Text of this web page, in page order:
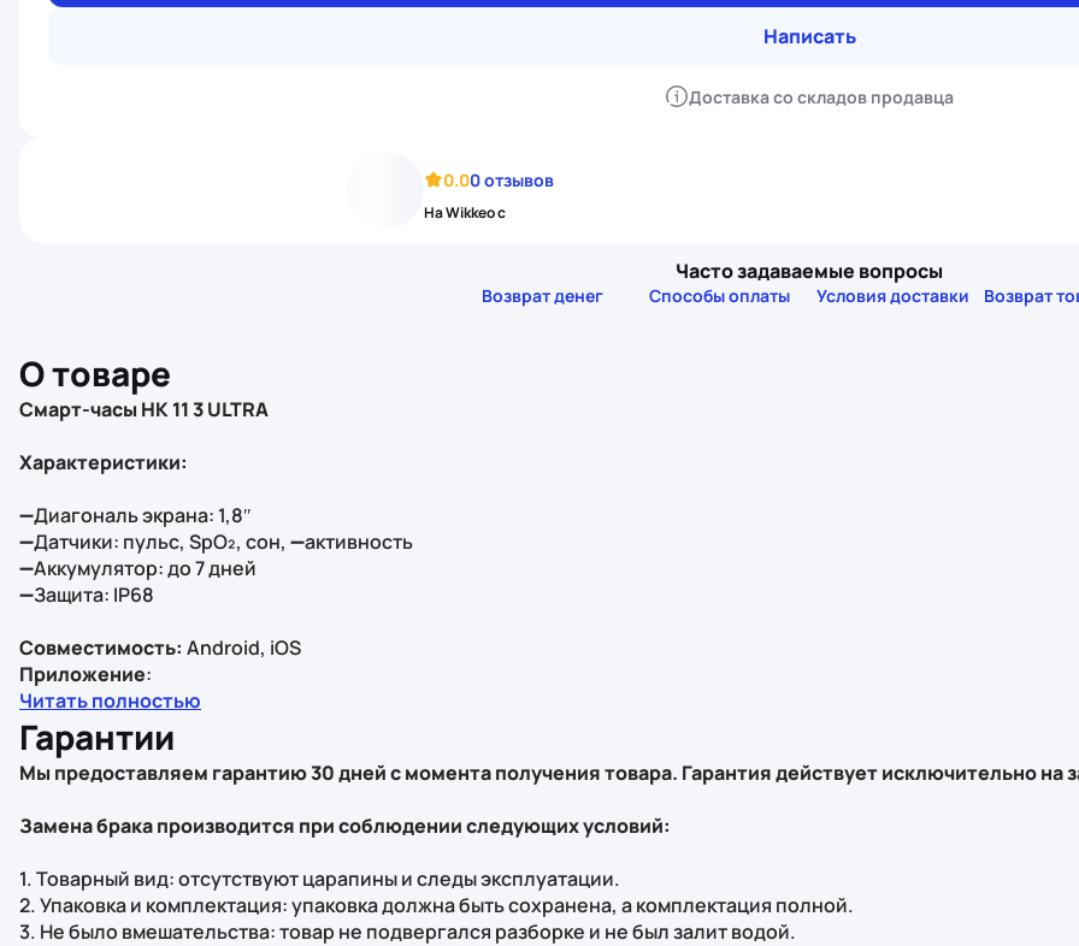
Написать
Доставка со складов продавца
0.00 отзывов
На Wikkeo с
Часто задаваемые вопросы
Возврат денег Способы оплаты Условия доставки Возврат
О товаре
Смарт‑часы HK 11 3 ULTRA
Характеристики:
➖Диагональ экрана: 1,8″
➖Датчики: пульс, SpO₂, сон, ➖активность
➖Аккумулятор: до 7 дней
➖Защита: IP68
Совместимость: Android, iOS
Приложение:
Читать полностью
Гарантии
Мы предоставляем гарантию 30 дней с момента получения товара. Гарантия действует исключительно на
Замена брака производится при соблюдении следующих условий:
1. Товарный вид: отсутствуют царапины и следы эксплуатации.
2. Упаковка и комплектация: упаковка должна быть сохранена, а комплектация полной.
3. Не было вмешательства: товар не подвергался разборке и не был залит водой.